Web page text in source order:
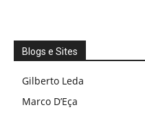
Blogs e Sites
Gilberto Leda
Marco D’Eça